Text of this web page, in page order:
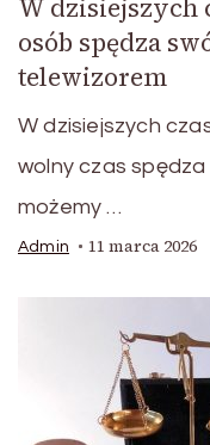
W dzisiejszych
osób spędza
telewizorem
W dzisiejszych
wolny czas
możemy …
Admin 11 marca 2026